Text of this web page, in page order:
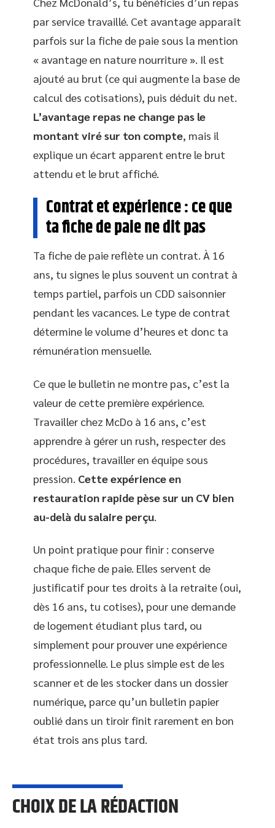
par service travaillé. Cet avantage apparaît
parfois sur la fiche de paie sous la mention
« avantage en nature nourriture ». Il est
ajouté au brut (ce qui augmente la base de
calcul des cotisations), puis déduit du net.
L’avantage repas ne change pas le
montant viré sur ton compte, mais il
explique un écart apparent entre le brut
attendu et le brut affiché.
Contrat et expérience : ce que
ta fiche de paie ne dit pas
Ta fiche de paie reflète un contrat. À 16
ans, tu signes le plus souvent un contrat à
temps partiel, parfois un CDD saisonnier
pendant les vacances. Le type de contrat
détermine le volume d’heures et donc ta
rémunération mensuelle.
Ce que le bulletin ne montre pas, c’est la
valeur de cette première expérience.
Travailler chez McDo à 16 ans, c’est
apprendre à gérer un rush, respecter des
procédures, travailler en équipe sous
pression. Cette expérience en
restauration rapide pèse sur un CV bien
au-delà du salaire perçu.
Un point pratique pour finir : conserve
chaque fiche de paie. Elles servent de
justificatif pour tes droits à la retraite (oui,
dès 16 ans, tu cotises), pour une demande
de logement étudiant plus tard, ou
simplement pour prouver une expérience
professionnelle. Le plus simple est de les
scanner et de les stocker dans un dossier
numérique, parce qu’un bulletin papier
oublié dans un tiroir finit rarement en bon
état trois ans plus tard.
CHOIX DE LA RÉDACTION